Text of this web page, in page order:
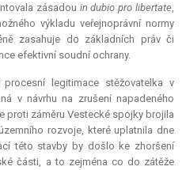
zásadou in dubio pro libertate,
výkladu veřejnoprávní normy
zasahuje do základních práv či
efektivní soudní ochrany.
legitimace stěžovatelka v
v návrhu na zrušení napadeného
proti záměru Vestecké spojky brojila
rozvoje, které uplatnila dne
této stavby by došlo ke zhoršení
části, a to zejména co do zátěže